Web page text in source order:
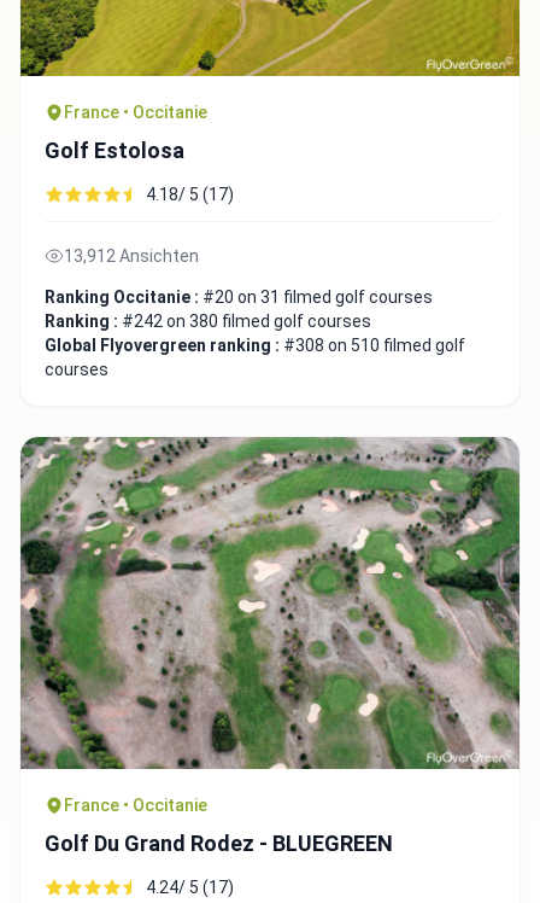
France • Occitanie
Golf Estolosa
4.18/ 5 (17)
13,912 Ansichten
Ranking Occitanie : #20 on 31 filmed golf courses
Ranking : #242 on 380 filmed golf courses
Global Flyovergreen ranking : #308 on 510 filmed golf
courses
France • Occitanie
Golf Du Grand Rodez - BLUEGREEN
4.24/ 5 (17)